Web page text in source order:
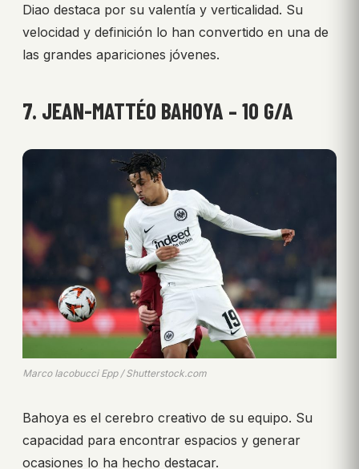
Diao destaca por su valentía y verticalidad. Su
velocidad y definición lo han convertido en una de
las grandes apariciones jóvenes.
7. JEAN-MATTÉO BAHOYA – 10 G/A
Marco Iacobucci Epp / Shutterstock.com
Bahoya es el cerebro creativo de su equipo. Su
capacidad para encontrar espacios y generar
ocasiones lo ha hecho destacar.